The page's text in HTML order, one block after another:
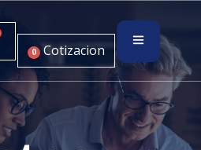
0 Cotizacion